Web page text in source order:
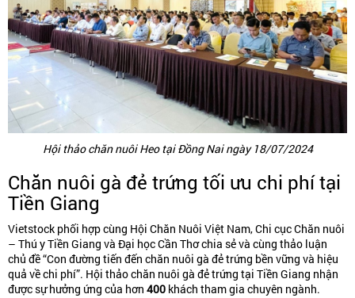
Hội thảo chăn nuôi Heo tại Đồng Nai ngày 18/07/2024
Chăn nuôi gà đẻ trứng tối ưu chi phí tại
Tiền Giang
Vietstock phối hợp cùng Hội Chăn Nuôi Việt Nam, Chi cục Chăn nuôi
– Thú y Tiền Giang và Đại học Cần Thơ chia sẻ và cùng thảo luận
chủ đề “Con đường tiến đến chăn nuôi gà đẻ trứng bền vững và hiệu
quả về chi phí”. Hội thảo chăn nuôi gà đẻ trứng tại Tiền Giang nhận
được sự hưởng ứng của hơn 400 khách tham gia chuyên ngành.